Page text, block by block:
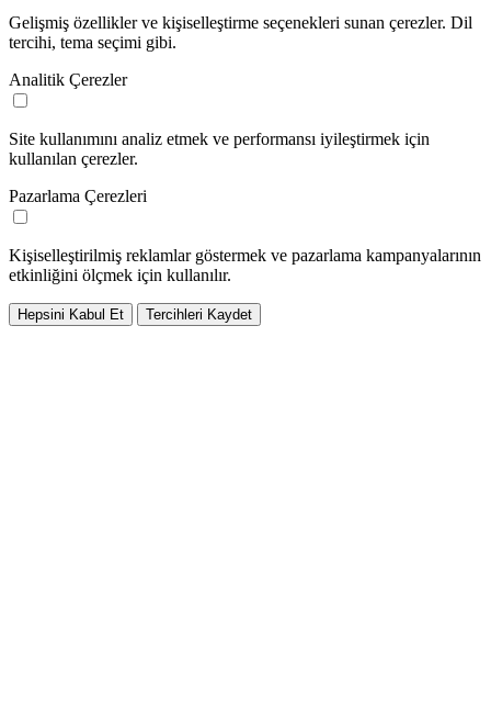
Gelişmiş özellikler ve kişiselleştirme seçenekleri sunan çerezler. Dil
tercihi, tema seçimi gibi.
Analitik Çerezler
Site kullanımını analiz etmek ve performansı iyileştirmek için
kullanılan çerezler.
Pazarlama Çerezleri
Kişiselleştirilmiş reklamlar göstermek ve pazarlama kampanyalarının
etkinliğini ölçmek için kullanılır.
Hepsini Kabul Et Tercihleri Kaydet